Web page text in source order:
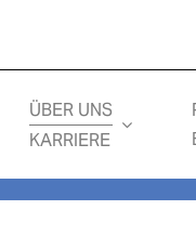
ÜBER UNS
KARRIERE